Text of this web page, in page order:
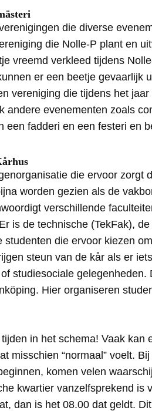
die diverse
die Nolle-P plant en
vreemd verkleed tijdens
er een beetje gevaarlijk
vereniging die tijdens het
andere evenementen zoals
een fadderi en een festeri en
die ervoor zorgt
worden gezien als de
verschillende
is de technische (TekFak),
studenten die ervoor kiezen
steun van de kår als er
studiesociale
Hier organiseren
in het schema! Vaak kan
misschien “normaal” voelt.
komen velen
kwartier vanzelfsprekend is
dan is het 08.00 dat geldt.